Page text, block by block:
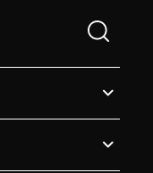
un terme de